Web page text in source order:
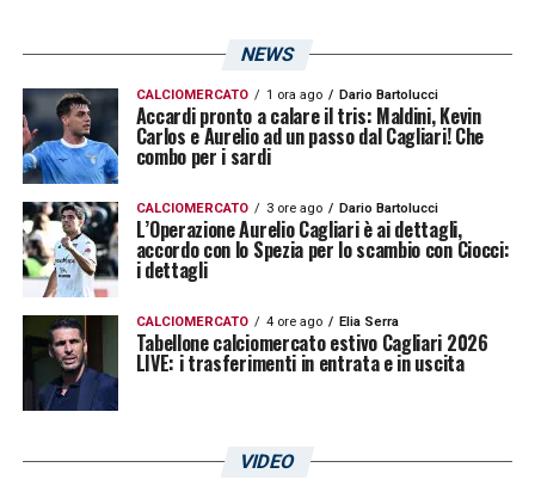
NEWS
CALCIOMERCATO 1 ora ago Dario Bartolucci
Accardi pronto a calare il tris: Maldini, Kevin
Carlos e Aurelio ad un passo dal Cagliari! Che
combo per i sardi
CALCIOMERCATO 3 ore ago Dario Bartolucci
L’Operazione Aurelio Cagliari è ai dettagli,
accordo con lo Spezia per lo scambio con Ciocci:
i dettagli
CALCIOMERCATO 4 ore ago Elia Serra
Tabellone calciomercato estivo Cagliari 2026
LIVE: i trasferimenti in entrata e in uscita
VIDEO